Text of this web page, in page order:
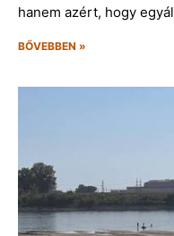
hanem azért, hogy
BŐVEBBEN »